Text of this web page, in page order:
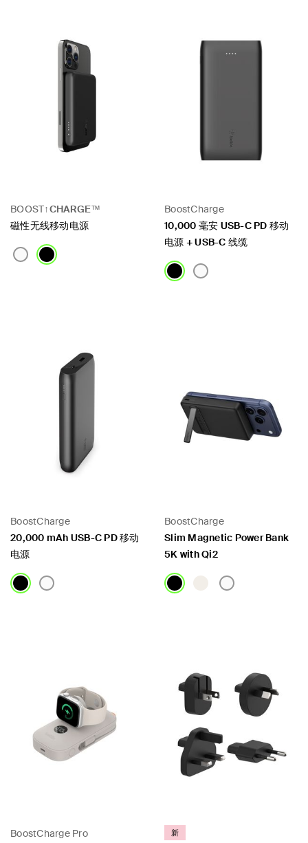
BOOST↑CHARGE™
磁性无线移动电源
BoostCharge
10,000 毫安 USB-C PD 移动
电源 + USB-C 线缆
BoostCharge
20,000 mAh USB-C PD 移动
电源
BoostCharge
Slim Magnetic Power Bank
5K with Qi2
BoostCharge Pro
新